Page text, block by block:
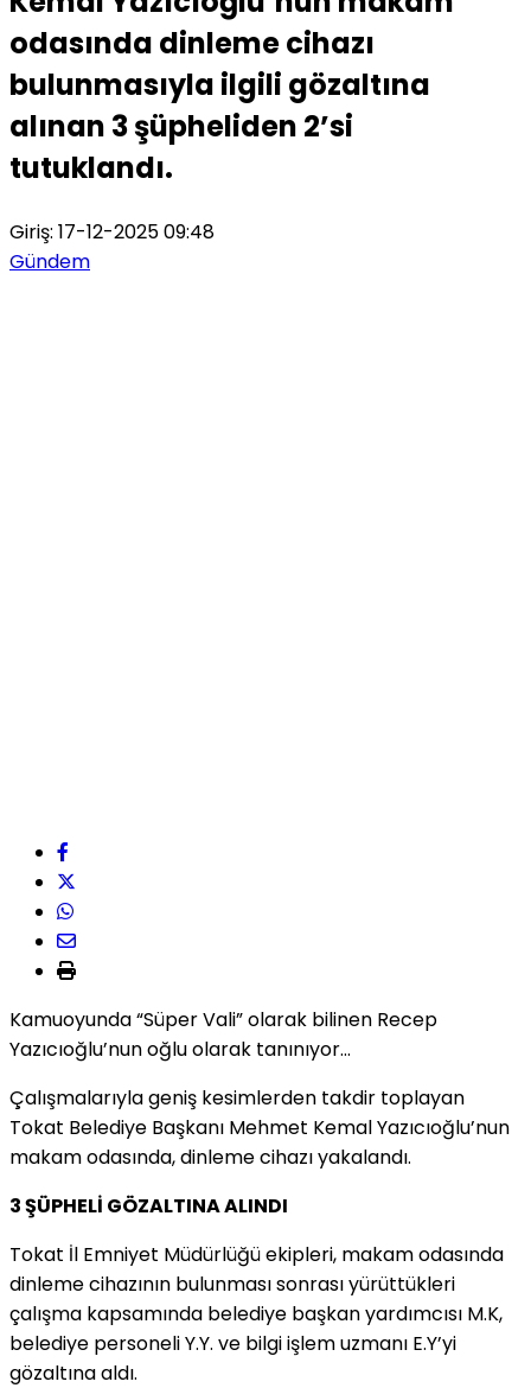
odasında dinleme cihazı
bulunmasıyla ilgili gözaltına
alınan 3 şüpheliden 2’si
tutuklandı.
Giriş: 17-12-2025 09:48
Gündem
Kamuoyunda “Süper Vali” olarak bilinen Recep
Yazıcıoğlu’nun oğlu olarak tanınıyor…
Çalışmalarıyla geniş kesimlerden takdir toplayan
Tokat Belediye Başkanı Mehmet Kemal Yazıcıoğlu’nun
makam odasında, dinleme cihazı yakalandı.
3 ŞÜPHELİ GÖZALTINA ALINDI
Tokat İl Emniyet Müdürlüğü ekipleri, makam odasında
dinleme cihazının bulunması sonrası yürüttükleri
çalışma kapsamında belediye başkan yardımcısı M.K,
belediye personeli Y.Y. ve bilgi işlem uzmanı E.Y’yi
gözaltına aldı.